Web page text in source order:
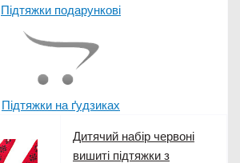
Підтяжки подарункові
Підтяжки на ґудзиках
Дитячий набір червоні
вишиті підтяжки з